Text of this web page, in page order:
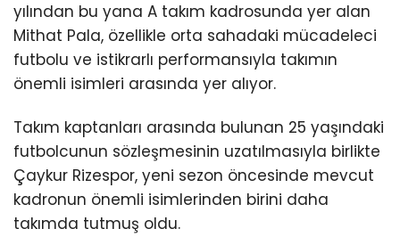
yılından bu yana A takım kadrosunda yer alan
Mithat Pala, özellikle orta sahadaki mücadeleci
futbolu ve istikrarlı performansıyla takımın
önemli isimleri arasında yer alıyor.
Takım kaptanları arasında bulunan 25 yaşındaki
futbolcunun sözleşmesinin uzatılmasıyla birlikte
Çaykur Rizespor, yeni sezon öncesinde mevcut
kadronun önemli isimlerinden birini daha
takımda tutmuş oldu.